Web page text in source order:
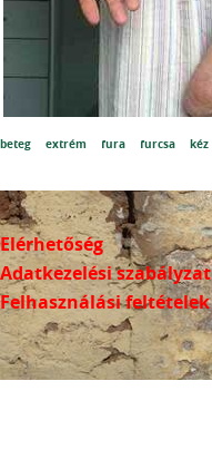
beteg extrém fura furcsa kéz
Elérhetőség
Adatkezelési szabályzat
Felhasználási feltételek